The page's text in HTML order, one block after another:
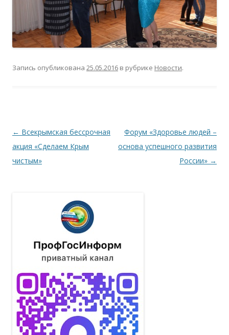
Запись опубликована 25.05.2016 в рубрике Новости.
Навигация по записям
← Всекрымская бессрочная
акция «Сделаем Крым
чистым»
Форум «Здоровье людей –
основа успешного развития
России» →